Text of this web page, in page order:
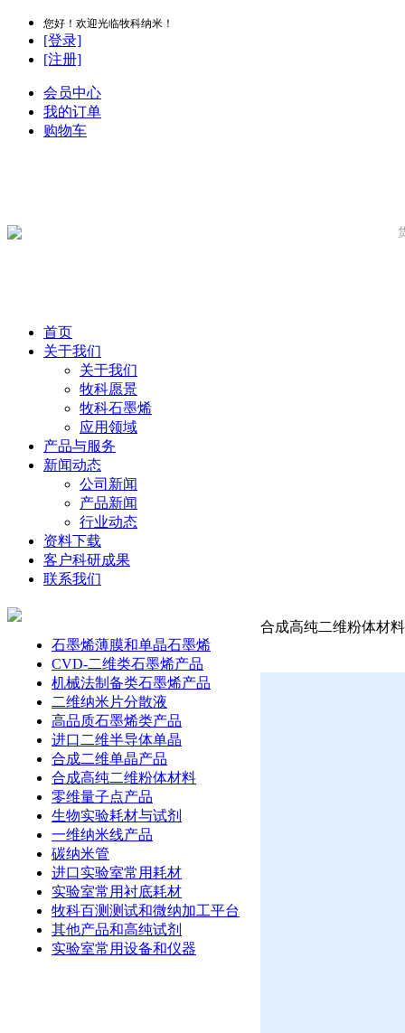
您好！欢迎光临牧科纳米！
[登录]
[注册]
会员中心
我的订单
购物车
首页
关于我们
关于我们
牧科愿景
牧科石墨烯
应用领域
产品与服务
新闻动态
公司新闻
产品新闻
行业动态
资料下载
客户科研成果
联系我们
石墨烯薄膜和单晶石墨烯
CVD-二维类石墨烯产品
机械法制备类石墨烯产品
二维纳米片分散液
高品质石墨烯类产品
进口二维半导体单晶
合成二维单晶产品
合成高纯二维粉体材料
零维量子点产品
生物实验耗材与试剂
一维纳米线产品
碳纳米管
进口实验室常用耗材
实验室常用衬底耗材
牧科百测测试和微纳加工平台
其他产品和高纯试剂
实验室常用设备和仪器
合成高纯二维粉体材